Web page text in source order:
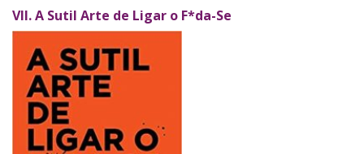
VII.A Sutil Arte de Ligar o F*da-Se